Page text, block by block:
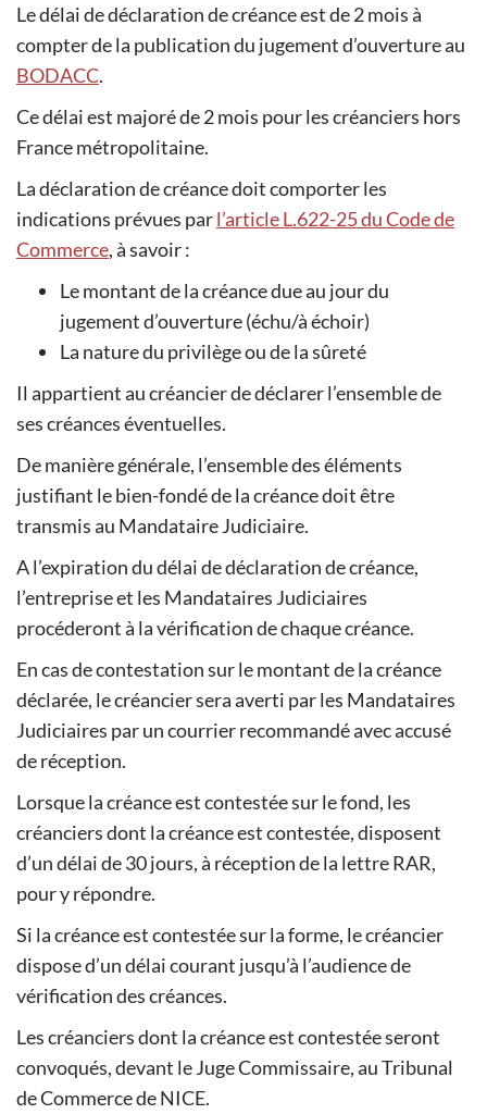
Le délai de déclaration de créance est de 2 mois à
compter de la publication du jugement d’ouverture au
BODACC.
Ce délai est majoré de 2 mois pour les créanciers hors
France métropolitaine.
La déclaration de créance doit comporter les
indications prévues parl’article L.622-25 du Code de
Commerce, à savoir :
Le montant de la créance due au jour du
jugement d’ouverture (échu/à échoir)
La nature du privilège ou de la sûreté
Il appartient au créancier de déclarer l’ensemble de
ses créances éventuelles.
De manière générale, l’ensemble des éléments
justifiant le bien-fondé de la créance doit être
transmis au Mandataire Judiciaire.
A l’expiration du délai de déclaration de créance,
l’entreprise et les Mandataires Judiciaires
procéderont à la vérification de chaque créance.
En cas de contestation sur le montant de la créance
déclarée, le créancier sera averti par les Mandataires
Judiciaires par un courrier recommandé avec accusé
de réception.
Lorsque la créance est contestée sur le fond, les
créanciers dont la créance est contestée, disposent
d’un délai de 30 jours, à réception de la lettre RAR,
pour y répondre.
Si la créance est contestée sur la forme, le créancier
dispose d’un délai courant jusqu’à l’audience de
vérification des créances.
Les créanciers dont la créance est contestée seront
convoqués, devant le Juge Commissaire, au Tribunal
de Commerce de NICE.